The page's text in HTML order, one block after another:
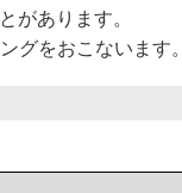
があります。
グをおこないます。